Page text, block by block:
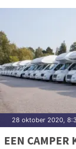
28 oktober 2020,
EEN CAMPER